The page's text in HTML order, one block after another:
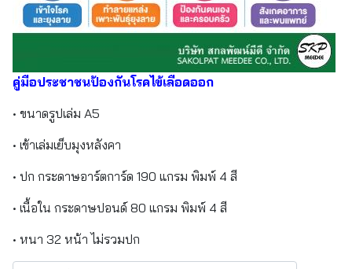
คู่มือประชาชนป้องกันโรคไข้เลือดออก
• ขนาดรูปเล่ม A5
• เข้าเล่มเย็บมุงหลังคา
• ปก กระดาษอาร์ตการ์ด 190 แกรม พิมพ์ 4 สี
• เนื้อใน กระดาษปอนด์ 80 แกรม พิมพ์ 4 สี
• หนา 32 หน้า ไม่รวมปก